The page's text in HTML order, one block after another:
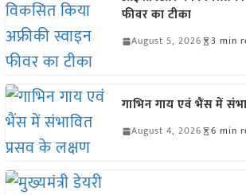
फीवर का टीका
August 5, 2026 3 min
गाभिन गाय एवं भैंस में
August 4, 2026 6 min